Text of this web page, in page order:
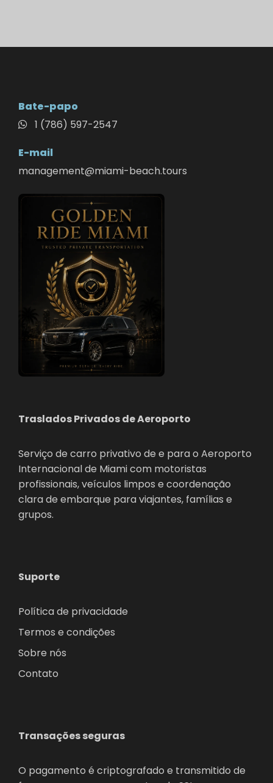
Bate-papo
1 (786) 597-2547
E-mail
management@miami-beach.tours
Traslados Privados de Aeroporto
Serviço de carro privativo de e para o Aeroporto
Internacional de Miami com motoristas
profissionais, veículos limpos e coordenação
clara de embarque para viajantes, famílias e
grupos.
Suporte
Política de privacidade
Termos e condições
Sobre nós
Contato
Transações seguras
O pagamento é criptografado e transmitido de